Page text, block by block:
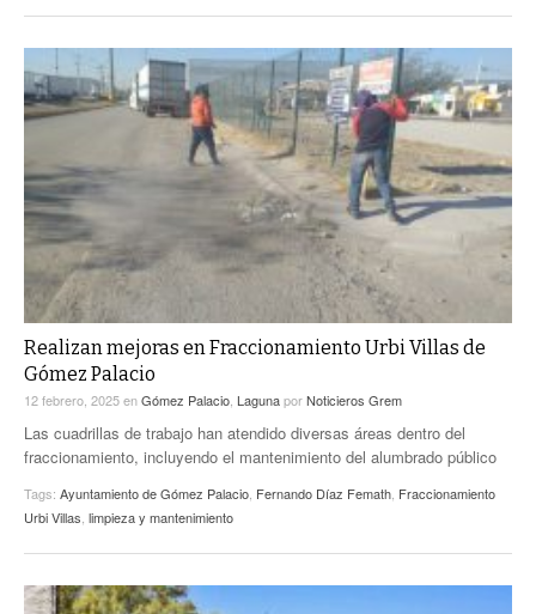
Realizan mejoras en Fraccionamiento Urbi Villas de
Gómez Palacio
12 febrero, 2025enGómez Palacio, LagunaporNoticieros Grem
Las cuadrillas de trabajo han atendido diversas áreas dentro del
fraccionamiento, incluyendo el mantenimiento del alumbrado público
Tags: Ayuntamiento de Gómez Palacio, Fernando Díaz Femath, Fraccionamiento
Urbi Villas, limpieza y mantenimiento